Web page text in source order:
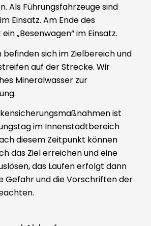
Als Führungsfahrzeuge sind
Einsatz. Am Ende des
„Besenwagen“ im Einsatz.
sich im Zielbereich und
auf der Strecke. Wir
Mineralwasser zur
ist
im Innenstadtbereich
diesem Zeitpunkt können
das Ziel erreichen und eine
das Laufen erfolgt dann
Gefahr und die Vorschriften der